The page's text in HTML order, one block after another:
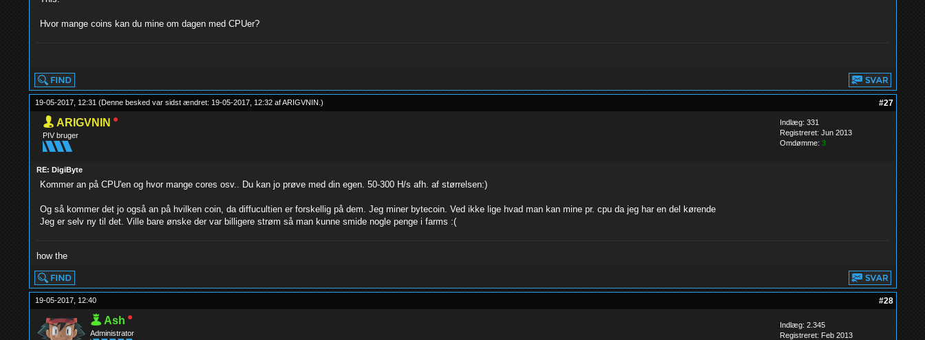
Hvor mange coins kan du mine om dagen med CPUer?
19-05-2017, 12:31 (Denne besked var sidst ændret: 19-05-2017, 12:32 afARIGVNIN ) #27
ARIGVNIN
PIV bruger
Indlæg: 331
Registreret: Jun 2013
Omdømme: 3
RE: DigiByte
Kommer an på CPU'en og hvor mange cores osv.. Du kan jo prøve med din egen. 50-300 H/s afh. af størrelsen:)
Og så kommer det jo også an på hvilken coin, da diffucultien er forskellig på dem. Jeg miner bytecoin. Ved ikke lige hvad man kan mine pr. cpu da jeg har en del kørende
Jeg er selv ny til det. Ville bare ønske der var billigere strøm så man kunne smide nogle penge i farms :(
how the
19-05-2017, 12:40 #28
Ash
Administrator
Indlæg: 2.345
Registreret: Feb 2013